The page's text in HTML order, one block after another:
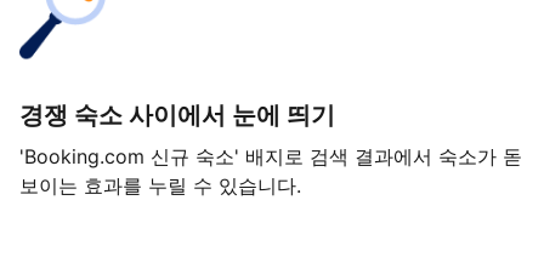
경쟁 숙소 사이에서 눈에 띄기
'Booking.com 신규 숙소' 배지로 검색 결과에서 숙소가 돋
보이는 효과를 누릴 수 있습니다.